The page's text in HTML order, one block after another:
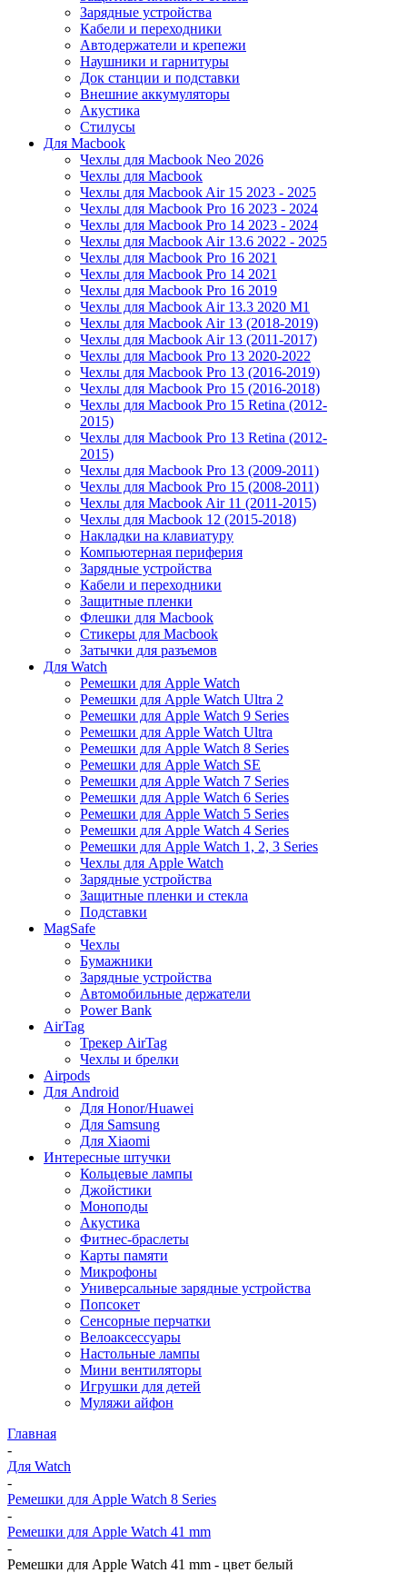
Зарядные устройства
Кабели и переходники
Автодержатели и крепежи
Наушники и гарнитуры
Док станции и подставки
Внешние аккумуляторы
Акустика
Стилусы
Для Macbook
Чехлы для Macbook Neo 2026
Чехлы для Macbook
Чехлы для Macbook Air 15 2023 - 2025
Чехлы для Macbook Pro 16 2023 - 2024
Чехлы для Macbook Pro 14 2023 - 2024
Чехлы для Macbook Air 13.6 2022 - 2025
Чехлы для Macbook Pro 16 2021
Чехлы для Macbook Pro 14 2021
Чехлы для Macbook Pro 16 2019
Чехлы для Macbook Air 13.3 2020 M1
Чехлы для Macbook Air 13 (2018-2019)
Чехлы для Macbook Air 13 (2011-2017)
Чехлы для Macbook Pro 13 2020-2022
Чехлы для Macbook Pro 13 (2016-2019)
Чехлы для Macbook Pro 15 (2016-2018)
Чехлы для Macbook Pro 15 Retina (2012-
2015)
Чехлы для Macbook Pro 13 Retina (2012-
2015)
Чехлы для Macbook Pro 13 (2009-2011)
Чехлы для Macbook Pro 15 (2008-2011)
Чехлы для Macbook Air 11 (2011-2015)
Чехлы для Macbook 12 (2015-2018)
Накладки на клавиатуру
Компьютерная периферия
Зарядные устройства
Кабели и переходники
Защитные пленки
Флешки для Macbook
Стикеры для Macbook
Затычки для разъемов
Для Watch
Ремешки для Apple Watch
Ремешки для Apple Watch Ultra 2
Ремешки для Apple Watch 9 Series
Ремешки для Apple Watch Ultra
Ремешки для Apple Watch 8 Series
Ремешки для Apple Watch SE
Ремешки для Apple Watch 7 Series
Ремешки для Apple Watch 6 Series
Ремешки для Apple Watch 5 Series
Ремешки для Apple Watch 4 Series
Ремешки для Apple Watch 1, 2, 3 Series
Чехлы для Apple Watch
Зарядные устройства
Защитные пленки и стекла
Подставки
MagSafe
Чехлы
Бумажники
Зарядные устройства
Автомобильные держатели
Power Bank
AirTag
Трекер AirTag
Чехлы и брелки
Airpods
Для Android
Для Honor/Huawei
Для Samsung
Для Xiaomi
Интересные штучки
Кольцевые лампы
Джойстики
Моноподы
Акустика
Фитнес-браслеты
Карты памяти
Микрофоны
Универсальные зарядные устройства
Попсокет
Сенсорные перчатки
Велоаксессуары
Настольные лампы
Мини вентиляторы
Игрушки для детей
Муляжи айфон
Главная
-
Для Watch
-
Ремешки для Apple Watch 8 Series
-
Ремешки для Apple Watch 41 mm
-
Ремешки для Apple Watch 41 mm - цвет белый